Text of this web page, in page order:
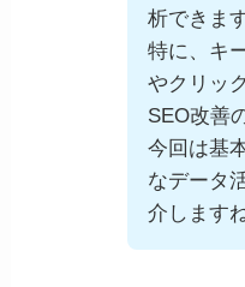
析できます
特に、キ
やクリッ
SEO改善
今回は基
なデータ
介しますね